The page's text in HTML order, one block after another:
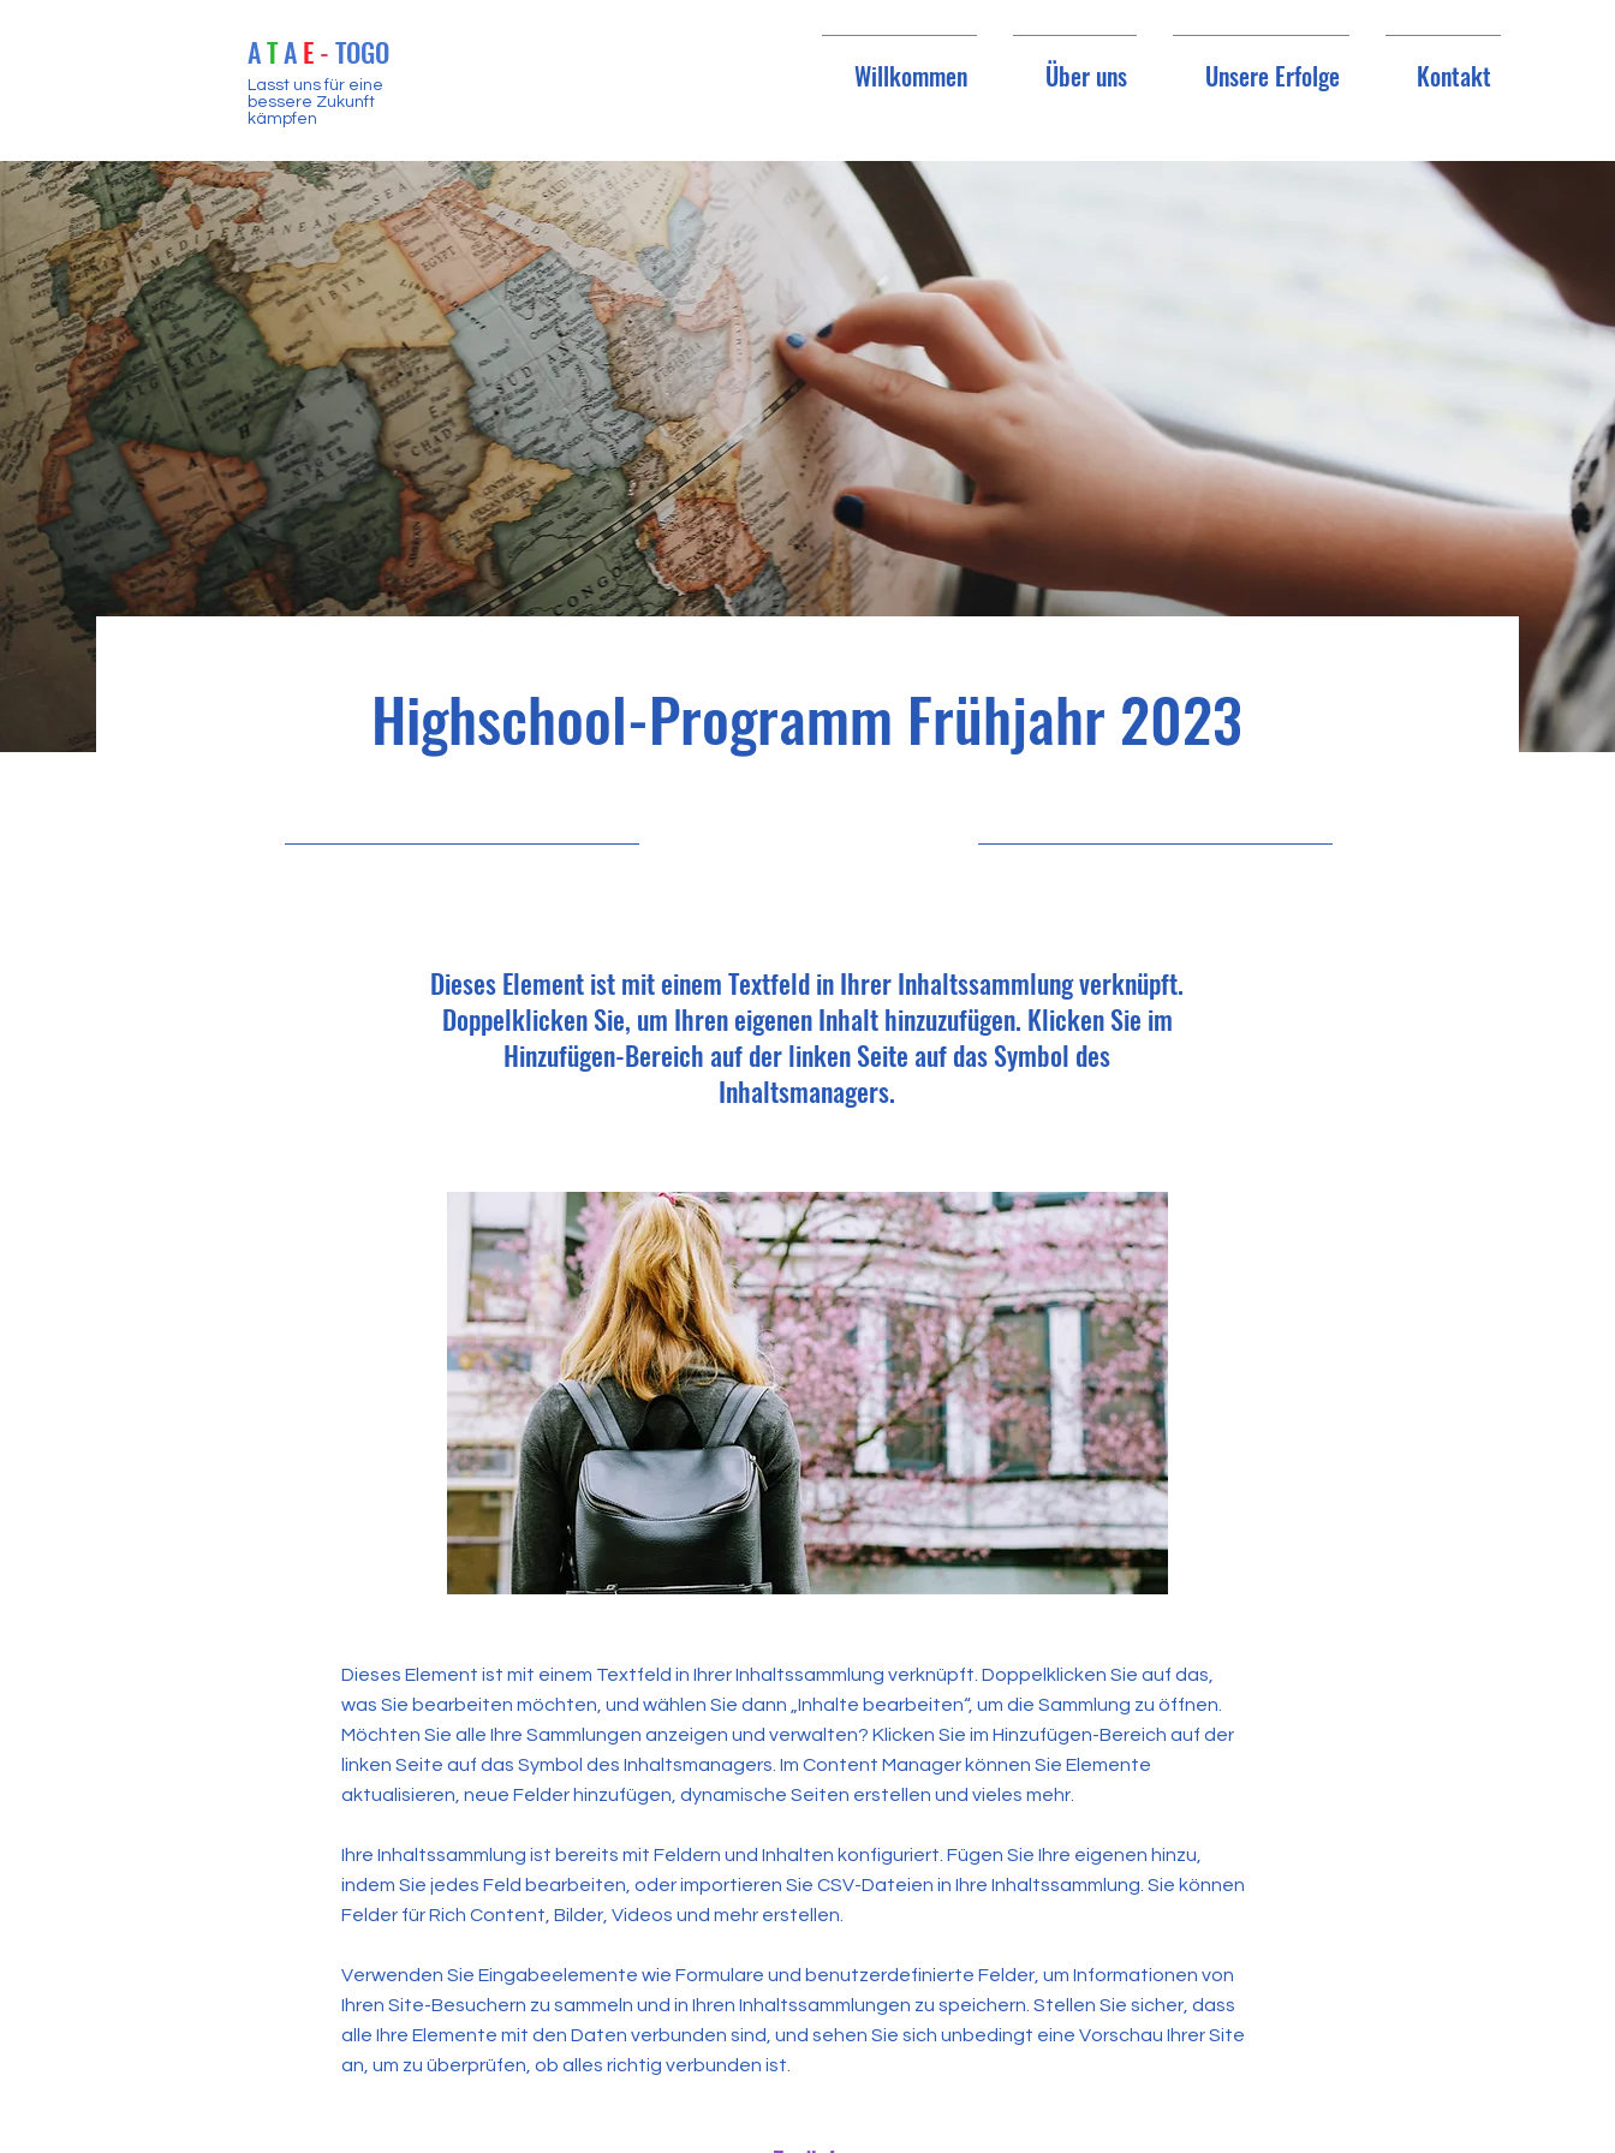
ATAE-TOGO
Lasst uns für eine
bessere Zukunft
kämpfen
Willkommen Über uns Unsere Erfolge Kontakt
Highschool-Programm Frühjahr 2023
Dieses Element ist mit einem Textfeld in Ihrer Inhaltssammlung verknüpft.
Doppelklicken Sie, um Ihren eigenen Inhalt hinzuzufügen. Klicken Sie im
Hinzufügen-Bereich auf der linken Seite auf das Symbol des
Inhaltsmanagers.
Dieses Element ist mit einem Textfeld in Ihrer Inhaltssammlung verknüpft. Doppelklicken Sie auf das,
was Sie bearbeiten möchten, und wählen Sie dann „Inhalte bearbeiten“, um die Sammlung zu öffnen.
Möchten Sie alle Ihre Sammlungen anzeigen und verwalten? Klicken Sie im Hinzufügen-Bereich auf der
linken Seite auf das Symbol des Inhaltsmanagers. Im Content Manager können Sie Elemente
aktualisieren, neue Felder hinzufügen, dynamische Seiten erstellen und vieles mehr.
Ihre Inhaltssammlung ist bereits mit Feldern und Inhalten konfiguriert. Fügen Sie Ihre eigenen hinzu,
indem Sie jedes Feld bearbeiten, oder importieren Sie CSV-Dateien in Ihre Inhaltssammlung. Sie können
Felder für Rich Content, Bilder, Videos und mehr erstellen.
Verwenden Sie Eingabeelemente wie Formulare und benutzerdefinierte Felder, um Informationen von
Ihren Site-Besuchern zu sammeln und in Ihren Inhaltssammlungen zu speichern. Stellen Sie sicher, dass
alle Ihre Elemente mit den Daten verbunden sind, und sehen Sie sich unbedingt eine Vorschau Ihrer Site
an, um zu überprüfen, ob alles richtig verbunden ist.